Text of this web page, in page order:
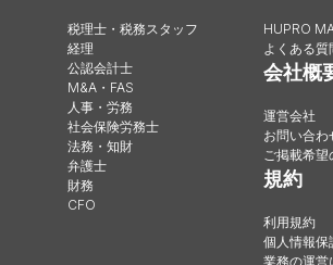
税理士・税務スタッフ
経理
公認会計士
M&A・FAS
人事・労務
社会保険労務士
法務・知財
弁護士
財務
CFO
HUPRO
よくある質
会社概
運営会社
お問い合わ
ご掲載希望
規約
利用規約
個人情報保
業務の運営